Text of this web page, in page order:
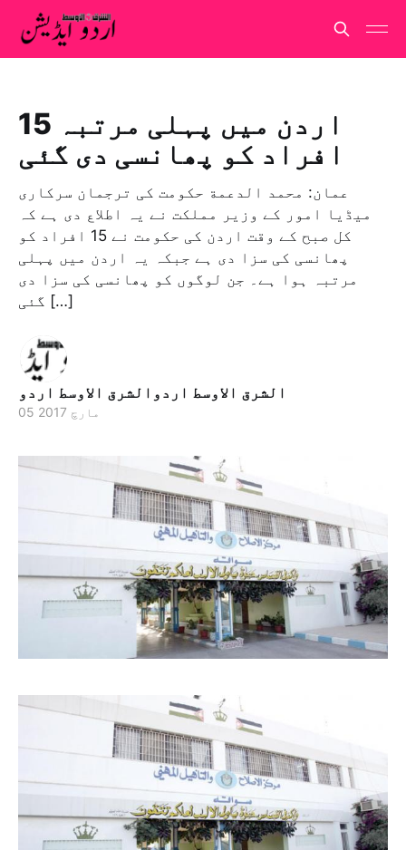
اردن میں پہلی مرتبہ 15
افراد کو پھانسی دی گئی
ﻋﻤﺎن: ﻣﺤﻤﺪ اﻟﺪﻋﻤﺔ حکومت کی ترجمان سرکاری
میڈیا امور کے وزیر مملکت نے یہ اطلاع دی ہے کہ
کل صبح کے وقت اردن کی حکومت نے 15 افراد کو
پھانسی کی سزا دی ہے جبکہ یہ اردن میں پہلی
مرتبہ ہوا ہے۔ جن لوگوں کو پھانسی کی سزا دی
گئی […]
الشرق الاوسط اردوالشرق الاوسط اردو
05 مارچ 2017